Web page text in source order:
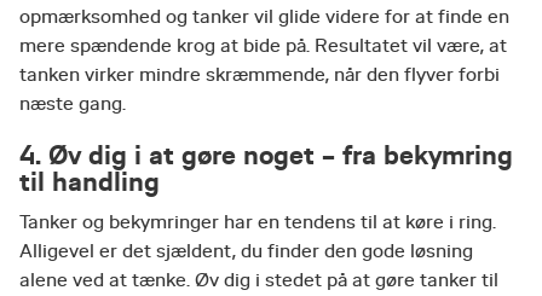
opmærksomhed og tanker vil glide videre for at finde en
mere spændende krog at bide på. Resultatet vil være, at
tanken virker mindre skræmmende, når den flyver forbi
næste gang.
4. Øv dig i at gøre noget – fra bekymring
til handling
Tanker og bekymringer har en tendens til at køre i ring.
Alligevel er det sjældent, du finder den gode løsning
alene ved at tænke. Øv dig i stedet på at gøre tanker til